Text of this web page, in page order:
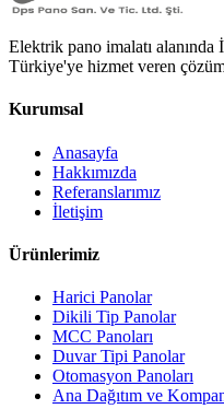
Elektrik pano imalatı
Türkiye'ye hizmet veren çözüm
Kurumsal
Anasayfa
Hakkımızda
Referanslarımız
İletişim
Ürünlerimiz
Harici Panolar
Dikili Tip Panolar
MCC Panoları
Duvar Tipi Panolar
Otomasyon Panoları
Ana Dağıtım ve